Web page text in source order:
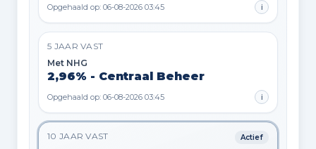
Opgehaald op: 06-08-2026 03:45 i
5 JAAR VAST
Met NHG
2,96% - Centraal Beheer
Opgehaald op: 06-08-2026 03:45 i
10 JAAR VAST Actief